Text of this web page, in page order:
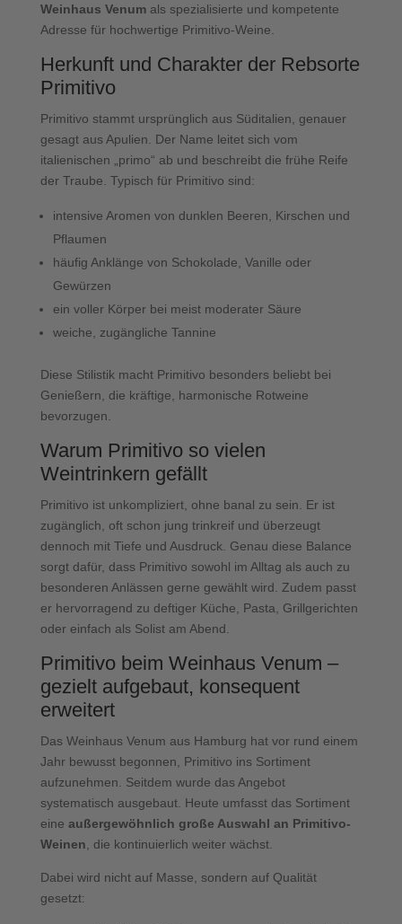
Weinhaus Venumals spezialisierte und kompetente
Adresse für hochwertige Primitivo-Weine.
Herkunft und Charakter der Rebsorte
Primitivo
Primitivo stammt ursprünglich aus Süditalien, genauer
gesagt aus Apulien. Der Name leitet sich vom
italienischen „primo“ ab und beschreibt die frühe Reife
der Traube. Typisch für Primitivo sind:
intensive Aromen von dunklen Beeren, Kirschen und
Pflaumen
häufig Anklänge von Schokolade, Vanille oder
Gewürzen
ein voller Körper bei meist moderater Säure
weiche, zugängliche Tannine
Diese Stilistik macht Primitivo besonders beliebt bei
Genießern, die kräftige, harmonische Rotweine
bevorzugen.
Warum Primitivo so vielen
Weintrinkern gefällt
Primitivo ist unkompliziert, ohne banal zu sein. Er ist
zugänglich, oft schon jung trinkreif und überzeugt
dennoch mit Tiefe und Ausdruck. Genau diese Balance
sorgt dafür, dass Primitivo sowohl im Alltag als auch zu
besonderen Anlässen gerne gewählt wird. Zudem passt
er hervorragend zu deftiger Küche, Pasta, Grillgerichten
oder einfach als Solist am Abend.
Primitivo beim Weinhaus Venum –
gezielt aufgebaut, konsequent
erweitert
Das Weinhaus Venum aus Hamburg hat vor rund einem
Jahr bewusst begonnen, Primitivo ins Sortiment
aufzunehmen. Seitdem wurde das Angebot
systematisch ausgebaut. Heute umfasst das Sortiment
eine außergewöhnlich große Auswahl an Primitivo-
Weinen , die kontinuierlich weiter wächst.
Dabei wird nicht auf Masse, sondern auf Qualität
gesetzt: